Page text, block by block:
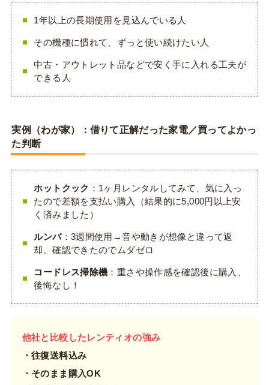
1年以上の長期使用を見込んでいる人
その機種に慣れて、ずっと使い続けたい人
中古・アウトレット品などで安く手に入れる工夫が
できる人
実例（わが家）：借りて正解だった家電／買ってよかっ
た判断
ホットクック ：1ヶ月レンタルしてみて、気に入っ
たので差額を支払い購入（結果的に5,000円以上安
く済みました）
ルンバ：3週間使用→音や動きが想像と違って返
却。確認できたのでムダゼロ
コードレス掃除機 ：重さや操作感を確認後に購入、
後悔なし！
他社と比較したレンティオの強み
・往復送料込み
・そのまま購入OK